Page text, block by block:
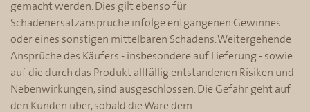
gemacht werden. Dies gilt ebenso für
Schadenersatzansprüche infolge entgangenen Gewinnes
oder eines sonstigen mittelbaren Schadens. Weitergehende
Ansprüche des Käufers - insbesondere auf Lieferung - sowie
auf die durch das Produkt allfällig entstandenen Risiken und
Nebenwirkungen, sind ausgeschlossen. Die Gefahr geht auf
den Kunden über, sobald die Ware dem